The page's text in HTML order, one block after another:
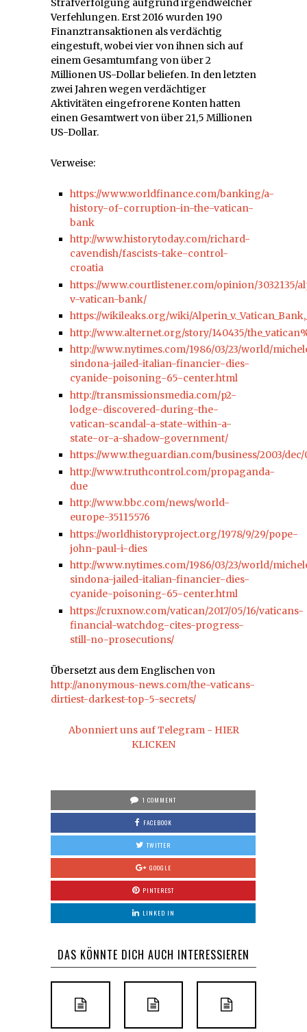
Strafverfolgung aufgrund irgendwelcher
Verfehlungen. Erst 2016 wurden 190
Finanztransaktionen als verdächtig
eingestuft, wobei vier von ihnen sich auf
einem Gesamtumfang von über 2
Millionen US-Dollar beliefen. In den letzten
zwei Jahren wegen verdächtiger
Aktivitäten eingefrorene Konten hatten
einen Gesamtwert von über 21,5 Millionen
US-Dollar.
Verweise:
https://www.worldfinance.com/banking/a-
history-of-corruption-in-the-vatican-
bank
http://www.historytoday.com/richard-
cavendish/fascists-take-control-
croatia
https://www.courtlistener.com/opinion/3032135/
v-vatican-bank/
https://wikileaks.org/wiki/
http://www.alternet.org/story/140435/
http://www.nytimes.com/1986/03/23/world/
sindona-jailed-italian-financier-dies-
cyanide-poisoning-65-center.html
http://transmissionsmedia.com/p2-
lodge-discovered-during-the-
vatican-scandal-a-state-within-a-
state-or-a-shadow-government/
https://www.theguardian.com/business/2003/
http://www.truthcontrol.com/propaganda-
due
http://www.bbc.com/news/world-
europe-35115576
https://worldhistoryproject.org/1978/9/29/pope-
john-paul-i-dies
http://www.nytimes.com/1986/03/23/world/
sindona-jailed-italian-financier-dies-
cyanide-poisoning-65-center.html
https://cruxnow.com/vatican/2017/05/16/vaticans-
financial-watchdog-cites-progress-
still-no-prosecutions/
Übersetzt aus dem Englischen von
http://anonymous-news.com/the-vaticans-
dirtiest-darkest-top-5-secrets/
Abonniert uns auf Telegram - HIER
KLICKEN
1 COMMENT
FACEBOOK
TWITTER
GOOGLE
PINTEREST
LINKED IN
DAS KÖNNTE DICH AUCH INTERESSIEREN